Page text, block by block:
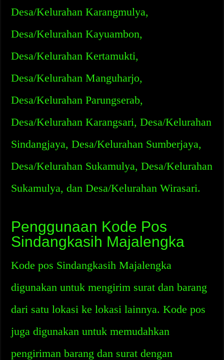
Desa/Kelurahan Karangmulya,
Desa/Kelurahan Kayuambon,
Desa/Kelurahan Kertamukti,
Desa/Kelurahan Manguharjo,
Desa/Kelurahan Parungserab,
Desa/Kelurahan Karangsari, Desa/Kelurahan
Sindangjaya, Desa/Kelurahan Sumberjaya,
Desa/Kelurahan Sukamulya, Desa/Kelurahan
Sukamulya, dan Desa/Kelurahan Wirasari.
Penggunaan Kode Pos
Sindangkasih Majalengka
Kode pos Sindangkasih Majalengka
digunakan untuk mengirim surat dan barang
dari satu lokasi ke lokasi lainnya. Kode pos
juga digunakan untuk memudahkan
pengiriman barang dan surat dengan